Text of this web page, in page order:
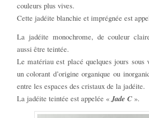
couleurs plus vives.
Cette jadéite blanchie et imprégnée est
La jadéite monochrome, de couleur
aussi être teintée.
Le matériau est placé quelques jours sous
un colorant d’origine organique ou
entre les espaces des cristaux de la jadéite.
La jadéite teintée est appelée «Jade C ».